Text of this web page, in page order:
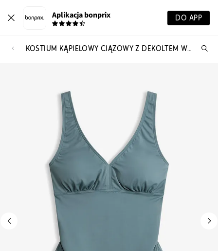
Aplikacja bonprix DO APP
KOSTIUM KĄPIELOWY CIĄŻOWY Z DEKOLTEM W SEREK